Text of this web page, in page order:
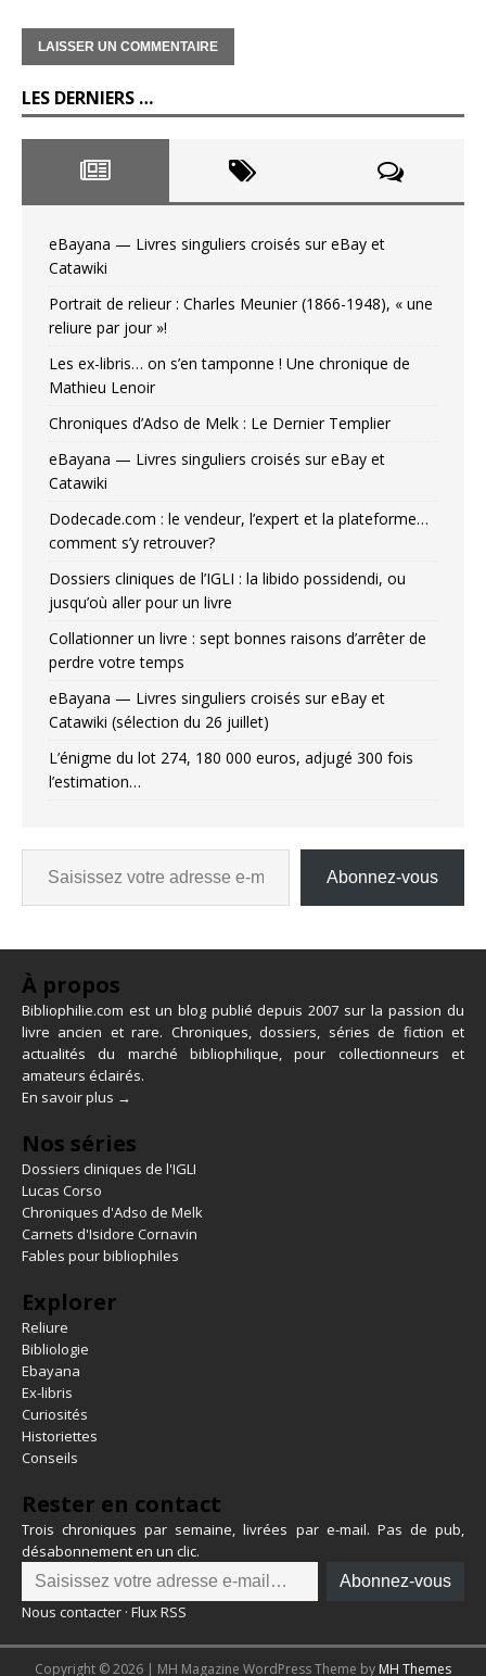
LES DERNIERS …
eBayana — Livres singuliers croisés sur eBay et
Catawiki
Portrait de relieur : Charles Meunier (1866-1948), « une
reliure par jour »!
Les ex-libris… on s’en tamponne ! Une chronique de
Mathieu Lenoir
Chroniques d’Adso de Melk : Le Dernier Templier
eBayana — Livres singuliers croisés sur eBay et
Catawiki
Dodecade.com : le vendeur, l’expert et la plateforme…
comment s’y retrouver?
Dossiers cliniques de l’IGLI : la libido possidendi, ou
jusqu’où aller pour un livre
Collationner un livre : sept bonnes raisons d’arrêter de
perdre votre temps
eBayana — Livres singuliers croisés sur eBay et
Catawiki (sélection du 26 juillet)
L’énigme du lot 274, 180 000 euros, adjugé 300 fois
l’estimation…
Abonnez-vous
À propos
Bibliophilie.com est un blog publié depuis 2007 sur la passion du
livre ancien et rare. Chroniques, dossiers, séries de fiction et
actualités du marché bibliophilique, pour collectionneurs et
amateurs éclairés.
En savoir plus →
Nos séries
Dossiers cliniques de l'IGLI
Lucas Corso
Chroniques d'Adso de Melk
Carnets d'Isidore Cornavin
Fables pour bibliophiles
Explorer
Reliure
Bibliologie
Ebayana
Ex-libris
Curiosités
Historiettes
Conseils
Rester en contact
Trois chroniques par semaine, livrées par e-mail. Pas de pub,
désabonnement en un clic.
Abonnez-vous
Nous contacter · Flux RSS
Copyright © 2026 | MH Magazine WordPress Theme by MH Themes